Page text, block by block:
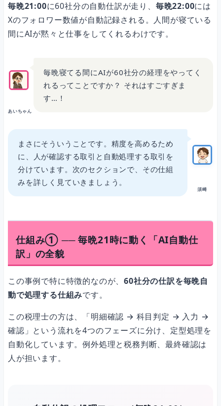
毎晩21:00に60社分の自動仕訳が走り、 毎晩22:00には
Xのフォロワー数値が自動記録される。人間が寝ている
間にAIが黙々と仕事をしてくれるわけです。
あいちゃん
毎晩寝てる間にAIが60社分の経理をやってく
れるってことですか？ それはすごすぎま
す…！
須崎
まさにそういうことです。精度を高めるため
に、人が確認する取引と自動処理する取引を
分けています。次のセクションで、その仕組
みを詳しく見ていきましょう。
仕組み① ── 毎晩21時に動く「AI自動仕
訳」の全貌
この事例で特に特徴的なのが、60社分の仕訳を毎晩自
動で処理する仕組みです。
この税理士の方は、「明細確認 → 科目判定 → 入力 →
確認」という流れを4つのフェーズに分け、定型処理を
自動化しています。例外処理と税務判断、最終確認は
人が担います。